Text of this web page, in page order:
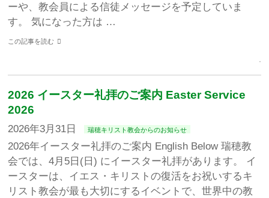
ーや、教会員による信徒メッセージを予定していま
す。 気になった方は …
この記事を読む
2026 イースター礼拝のご案内 Easter Service
2026
2026年3月31日 瑞穂キリスト教会からのお知らせ
2026年イースター礼拝のご案内 English Below 瑞穂教
会では、4月5日(日) にイースター礼拝があります。 イ
ースターは、イエス・キリストの復活をお祝いするキ
リスト教会が最も大切にするイベントで、世界中の教